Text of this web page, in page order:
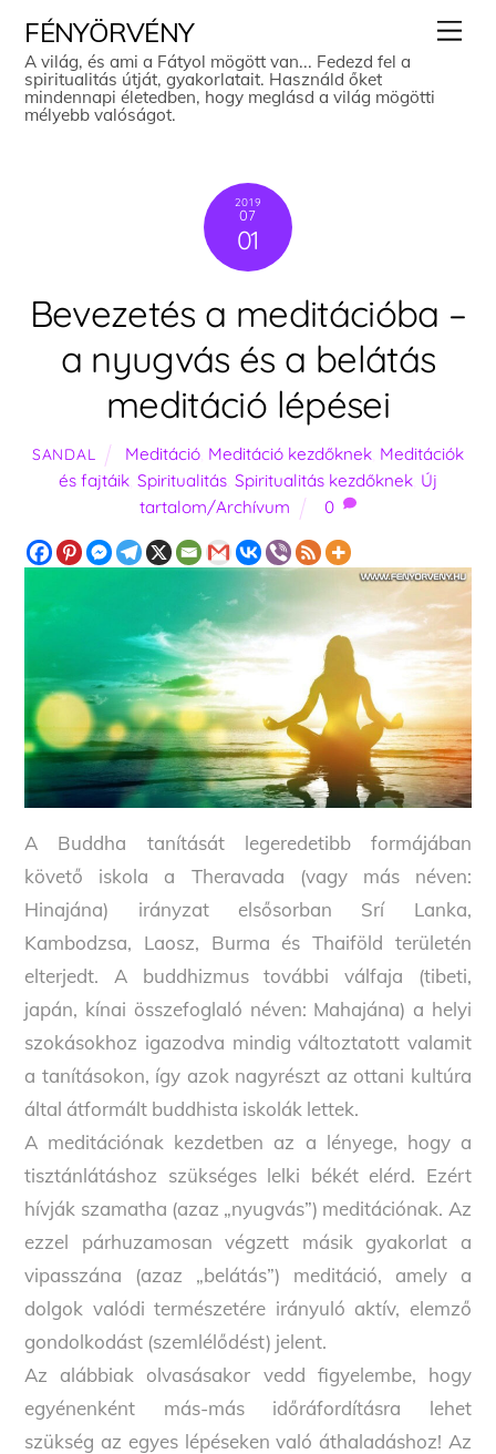
content
FÉNYÖRVÉNY
A világ, és ami a Fátyol mögött van... Fedezd fel a
spiritualitás útját, gyakorlatait. Használd őket
mindennapi életedben, hogy meglásd a világ mögötti
mélyebb valóságot.
2019
07
01
Bevezetés a meditációba –
a nyugvás és a belátás
meditáció lépései
SANDAL Meditáció, Meditáció kezdőknek, Meditációk
és fajtáik Spiritualitás Spiritualitás kezdőknek Új
tartalom/Archívum
0
A Buddha tanítását legeredetibb formájában
követő iskola a Theravada (vagy más néven:
Hinajána) irányzat elsősorban Srí Lanka,
Kambodzsa, Laosz, Burma és Thaiföld területén
elterjedt. A buddhizmus további válfaja (tibeti,
japán, kínai összefoglaló néven: Mahajána) a helyi
szokásokhoz igazodva mindig változtatott valamit
a tanításokon, így azok nagyrészt az ottani kultúra
által átformált buddhista iskolák lettek.
A meditációnak kezdetben az a lényege, hogy a
tisztánlátáshoz szükséges lelki békét elérd. Ezért
hívják szamatha (azaz „nyugvás”) meditációnak. Az
ezzel párhuzamosan végzett másik gyakorlat a
vipasszána (azaz „belátás”) meditáció, amely a
dolgok valódi természetére irányuló aktív, elemző
gondolkodást (szemlélődést) jelent.
Az alábbiak olvasásakor vedd figyelembe, hogy
egyénenként más-más időráfordításra lehet
szükség az egyes lépéseken való áthaladáshoz! Az